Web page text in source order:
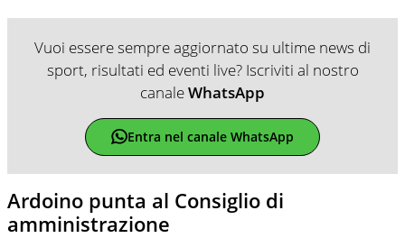
Vuoi essere sempre aggiornato su ultime news di
sport, risultati ed eventi live? Iscriviti al nostro
canaleWhatsApp
Entra nel canale WhatsApp
Ardoino punta al Consiglio di
amministrazione